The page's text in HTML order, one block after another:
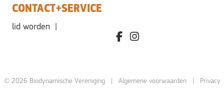
CONTACT+SERVICE
lid worden
facebook.com/bdvereniging/
instagram.com/
© 2026 Biodynamische Vereniging | Algemene voorwaarden| Privacy